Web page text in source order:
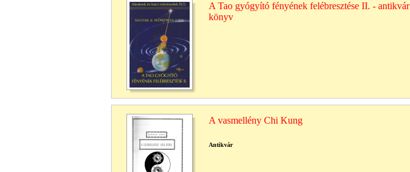
A Tao gyógyító fényének felébresztése II. - antikvár
könyv
A vasmellény Chi Kung
Antikvár